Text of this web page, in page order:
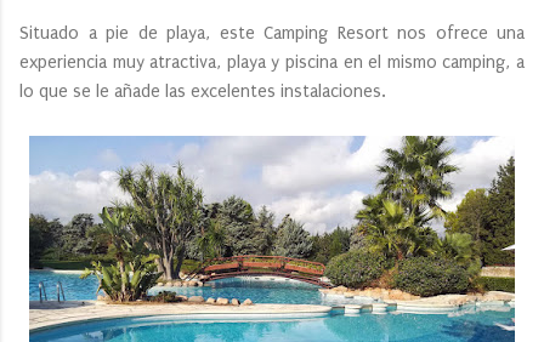
Situado a pie de playa, este Camping Resort nos ofrece una
experiencia muy atractiva, playa y piscina en el mismo camping, a
lo que se le añade las excelentes instalaciones.